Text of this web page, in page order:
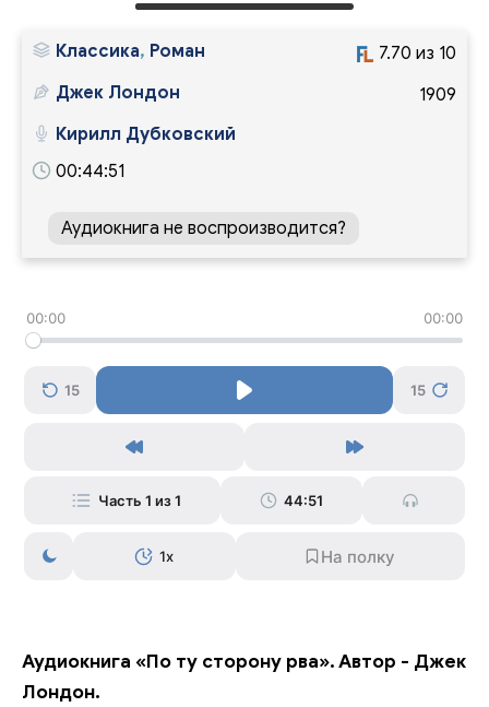
7.70 из 10
Классика, Роман
1909
Джек Лондон
Кирилл Дубковский
00:44:51
Аудиокнига не воспроизводится?
00:00 00:00
15 15
Часть 1 из 1 44:51
1x
Аудиокнига «По ту сторону рва». Автор - Джек
Лондон.